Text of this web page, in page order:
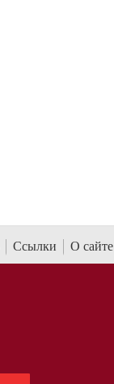
Ссылки О сайте